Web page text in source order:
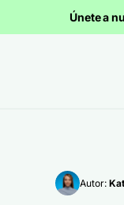
Únete a
Autor: